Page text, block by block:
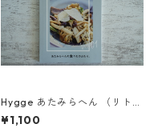
Hygge あたみらへん （リトル
プレス）
¥1,100